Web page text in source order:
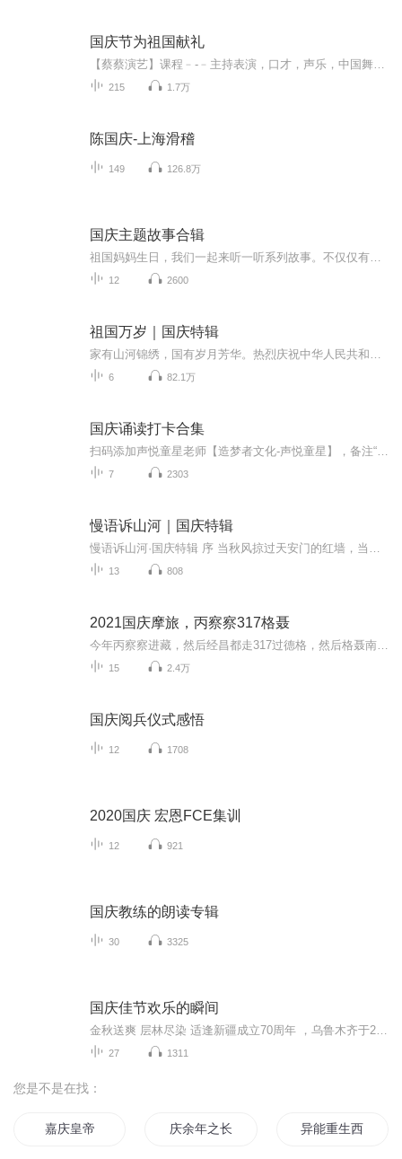
国庆节为祖国献礼
215 1.7万
陈国庆-上海滑稽
149 126.8万
国庆主题故事合辑
12 2600
祖国万岁｜国庆特辑
6 82.1万
国庆诵读打卡合集
7 2303
慢语诉山河｜国庆特辑
13 808
2021国庆摩旅，丙察察317格聂
15 2.4万
国庆阅兵仪式感悟
12 1708
2020国庆 宏恩FCE集训
12 921
国庆教练的朗读专辑
30 3325
国庆佳节欢乐的瞬间
27 1311
您是不是在找：
嘉庆皇帝 庆余年之长歌行 异能重生西门庆